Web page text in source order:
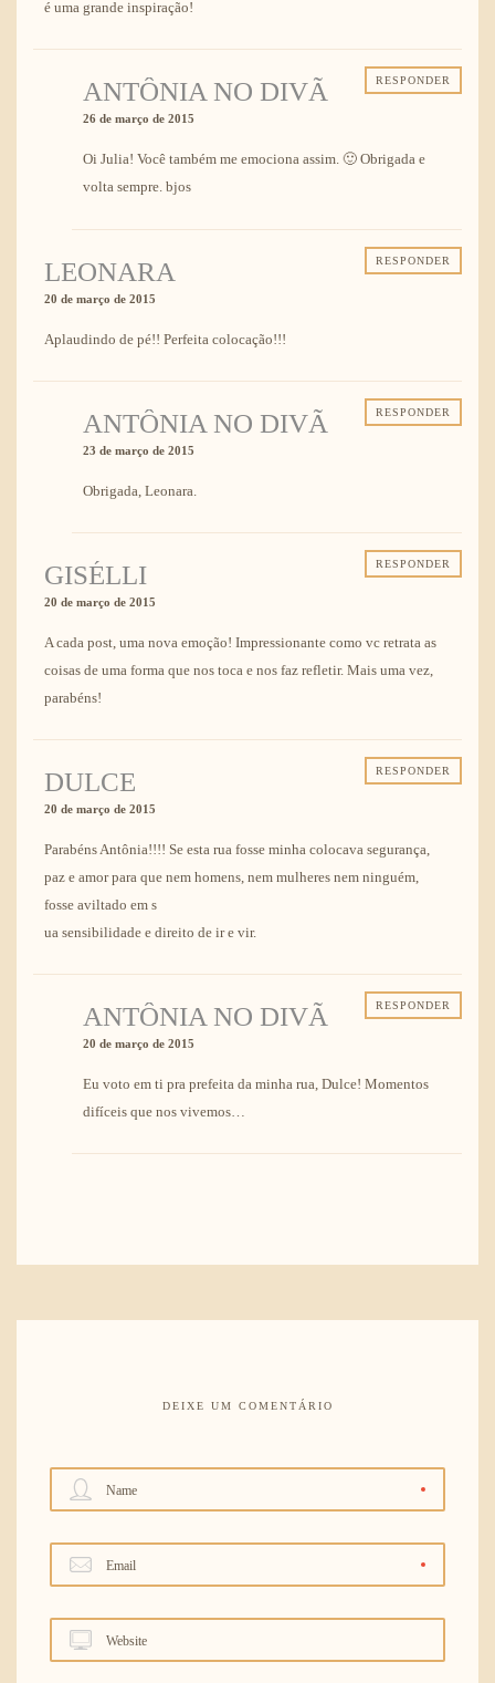
é uma grande inspiração!
RESPONDER
ANTÔNIA NO DIVÃ
26 de março de 2015
Oi Julia! Você também me emociona assim. 🙂 Obrigada e
volta sempre. bjos
RESPONDER
LEONARA
20 de março de 2015
Aplaudindo de pé!! Perfeita colocação!!!
RESPONDER
ANTÔNIA NO DIVÃ
23 de março de 2015
Obrigada, Leonara.
RESPONDER
GISÉLLI
20 de março de 2015
A cada post, uma nova emoção! Impressionante como vc retrata as
coisas de uma forma que nos toca e nos faz refletir. Mais uma vez,
parabéns!
RESPONDER
DULCE
20 de março de 2015
Parabéns Antônia!!!! Se esta rua fosse minha colocava segurança,
paz e amor para que nem homens, nem mulheres nem ninguém,
fosse aviltado em s
ua sensibilidade e direito de ir e vir.
RESPONDER
ANTÔNIA NO DIVÃ
20 de março de 2015
Eu voto em ti pra prefeita da minha rua, Dulce! Momentos
difíceis que nos vivemos…
DEIXE UM COMENTÁRIO
Name
Email
Website